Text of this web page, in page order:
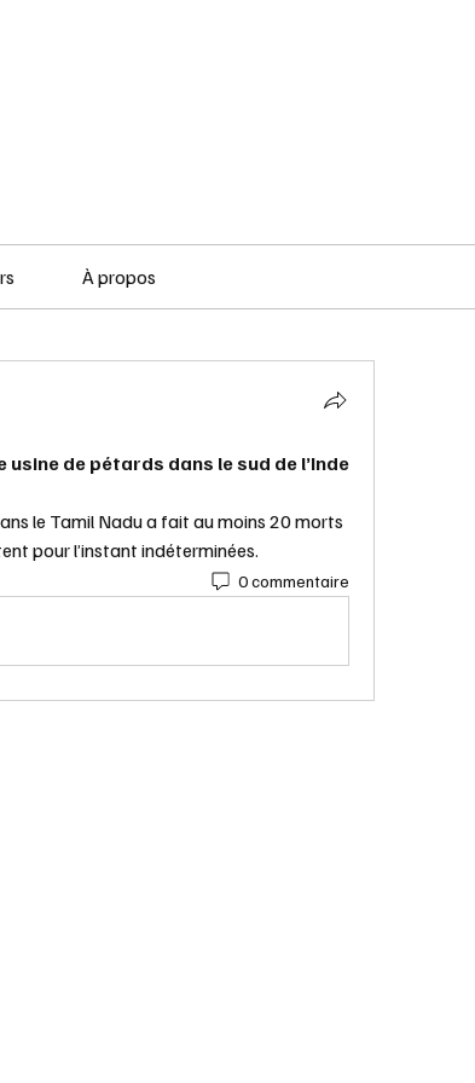
À propos
de pétards dans le sud de l’Inde
le Tamil Nadu a fait au moins 20 morts
pour l’instant indéterminées.
0 commentaire